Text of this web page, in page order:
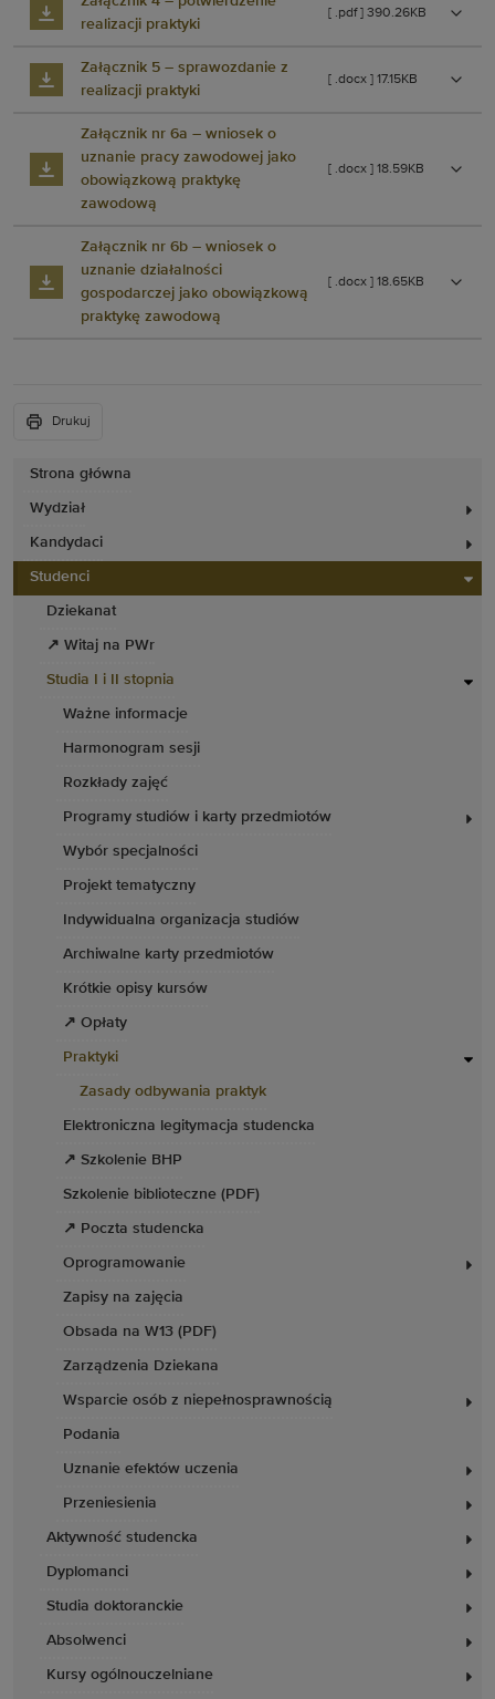
Strona główna
Wydział
Kandydaci
Studenci
Dziekanat
↗ Witaj na PWr
Studia I i II stopnia
Ważne informacje
Harmonogram sesji
Rozkłady zajęć
Programy studiów i karty przedmiotów
Wybór specjalności
Projekt tematyczny
Indywidualna organizacja studiów
Archiwalne karty przedmiotów
Krótkie opisy kursów
↗ Opłaty
Praktyki
Zasady odbywania praktyk
Elektroniczna legitymacja studencka
↗ Szkolenie BHP
Szkolenie biblioteczne (PDF)
↗ Poczta studencka
Oprogramowanie
Zapisy na zajęcia
Obsada na W13 (PDF)
Zarządzenia Dziekana
Wsparcie osób z niepełnosprawnością
Podania
Uznanie efektów uczenia
Przeniesienia
Aktywność studencka
Dyplomanci
Studia doktoranckie
Absolwenci
Kursy ogólnouczelniane
realizacji praktyki
[ .pdf ] 390.26KB
Załącznik 5 – sprawozdanie z
realizacji praktyki
[ .docx ] 17.15KB
Załącznik nr 6a – wniosek o
uznanie pracy zawodowej jako
obowiązkową praktykę
zawodową
[ .docx ] 18.59KB
Załącznik nr 6b – wniosek o
uznanie działalności
gospodarczej jako obowiązkową
praktykę zawodową
[ .docx ] 18.65KB
Drukuj